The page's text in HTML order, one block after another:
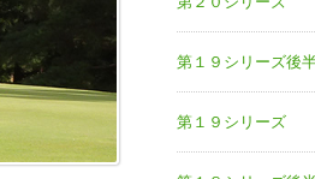
第１９シリーズ後
第１９シリーズ